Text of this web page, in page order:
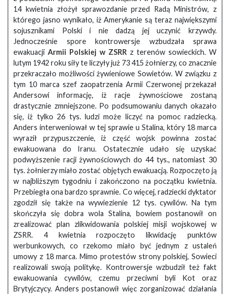
14 kwietnia złożył sprawozdanie przed Radą Ministrów, z
którego jasno wynikało, iż Amerykanie są teraz największymi
sojusznikami Polski i nie dadzą jej uczynić krzywdy.
Jednocześnie spore kontrowersje wzbudzała sprawa
ewakuacji Armii Polskiej w ZSRR z terenów sowieckich. W
lutym 1942 roku siły te liczyły już 73 415 żołnierzy, co znacznie
przekraczało możliwości żywieniowe Sowietów. W związku z
tym 10 marca szef zaopatrzenia Armii Czerwonej przekazał
Andersowi informację, iż racje żywnościowe zostaną
drastycznie zmniejszone. Po podsumowaniu danych okazało
się, iż tylko 26 tys. ludzi może liczyć na pomoc radziecką.
Anders interweniował w tej sprawie u Stalina, który 18 marca
wyraził przypuszczenie, iż część wojsk powinna zostać
ewakuowana do Iranu. Ostatecznie udało się uzyskać
podwyższenie racji żywnościowych do 44 tys., natomiast 30
tys. żołnierzy miało zostać objętych ewakuacją. Rozpoczęto ją
w najbliższym tygodniu i zakończono na początku kwietnia.
Przebiegła ona bardzo sprawnie. Co więcej, radziecki dyktator
zgodził się także na wywiezienie 12 tys. cywilów. Na tym
skończyła się dobra wola Stalina, bowiem postanowił on
zrealizować plan zlikwidowania polskiej misji wojskowej w
ZSRR. 4 kwietnia rozpoczęto likwidację punktów
werbunkowych, co rzekomo miało być jednym z ustaleń
umowy z 18 marca. Mimo protestów strony polskiej, Sowieci
realizowali swoją politykę. Kontrowersje wzbudził też fakt
ewakuowania cywilów, czemu przeciwni byli Kot oraz
Brytyjczycy. Anders postanowił więc zorganizować działania